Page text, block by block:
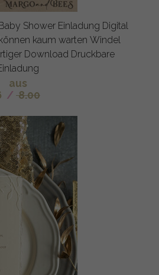
Shower Einladung Digital
kaum warten Windel
Download Druckbare
aus
/ 8.00